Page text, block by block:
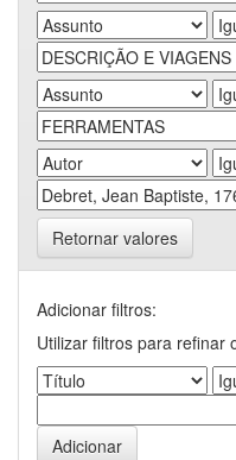
Retornar valores
Adicionar filtros:
Utilizar filtros para refinar